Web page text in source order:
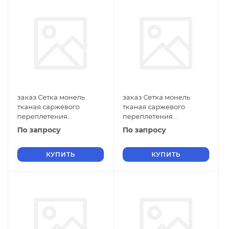
заказ Сетка монель
тканая саржевого
переплетения
двусторонняя
фильтровая 0,7х0,3 мм
ячейки
По запросу
КУПИТЬ
заказ Сетка монель
тканая саржевого
переплетения
двусторонняя
фильтровая 0,7х0,2 мм
ячейки
По запросу
КУПИТЬ